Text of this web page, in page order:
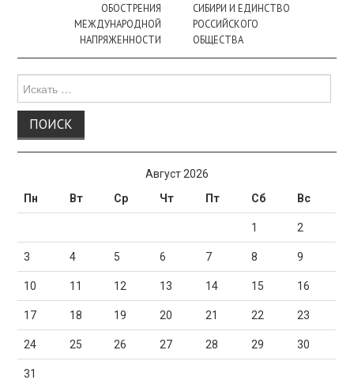
ОБОСТРЕНИЯ
МЕЖДУНАРОДНОЙ
НАПРЯЖЕННОСТИ
СИБИРИ И ЕДИНСТВО
РОССИЙСКОГО
ОБЩЕСТВА
для:
Август 2026
Пн
Вт Ср Чт Пт Сб Вс
1 2
3 4 5 6 7 8 9
10 11 12 13 14 15 16
17 18 19 20 21 22 23
24 25 26 27 28 29 30
31